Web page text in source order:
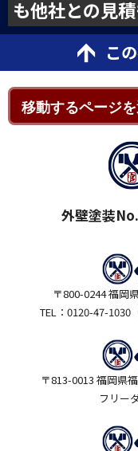
も他社との見
こ
外壁塗装
〒800-0244 福岡
TEL：0120-47-
〒813-0013 福岡県
フリー